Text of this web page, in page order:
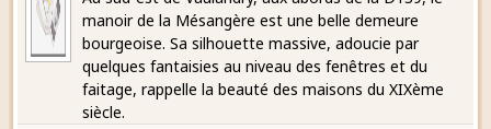
manoir de la Mésangère est une belle demeure
bourgeoise. Sa silhouette massive, adoucie par
quelques fantaisies au niveau des fenêtres et du
faitage, rappelle la beauté des maisons du XIXème
siècle.